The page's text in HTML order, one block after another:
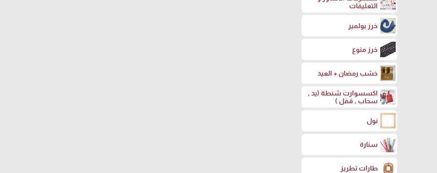
التعليقات
خرز بولمير
خرز منوع
خشب رمضان + العيد
اكسسوارت شنطة (يد ,
سحاب , قفل )
نول
سنارة
طارات تطريز